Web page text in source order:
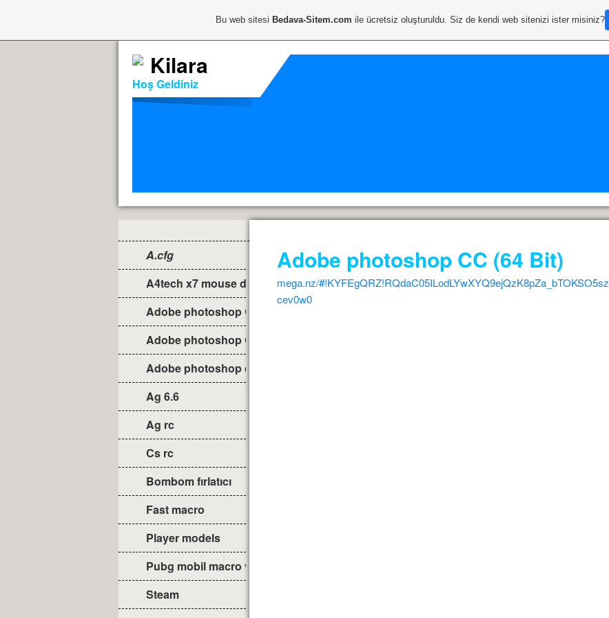
Kilara
Hoş Geldiniz
A.cfg
A4tech x7 mouse driver
Adobe photoshop CC 2018 (32 bit)
Adobe photoshop CC (64 Bit)
Adobe photoshop cs6
Ag 6.6
Ag rc
Cs rc
Bombom fırlatıcı
Fast macro
Player models
Pubg mobil macro v1.0
Steam
Adobe photoshop CC (64 Bit)
mega.nz/#!KYFEgQRZ!RQdaC05ILodLYwXYQ9ejQzK8pZa_bTOKSO5sz
cev0w0
Bu web sitesi Bedava-Sitem.com ile ücretsiz oluşturuldu. Siz de kendi web sitenizi ister misiniz?